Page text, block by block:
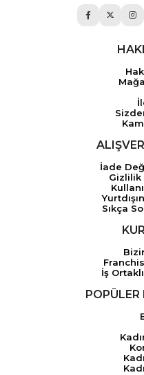
İade
Gizlilik
Sıkça
İş
POPÜLER